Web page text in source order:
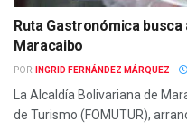
Ruta Gastronómica
Maracaibo
POR: INGRID FERNÁNDEZ MÁRQUEZ
La Alcaldía Bolivariana de
de Turismo (FOMUTUR),